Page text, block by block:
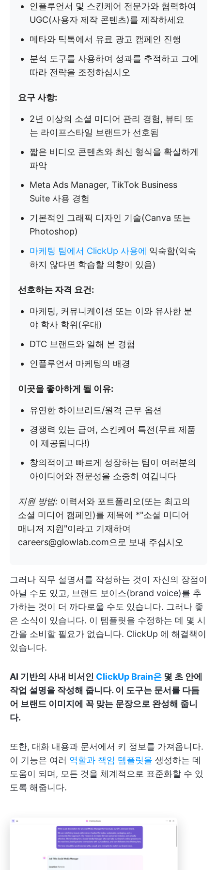
인플루언서 및 스킨케어 전문가와 협력하여
UGC(사용자 제작 콘텐츠)를 제작하세요
메타와 틱톡에서 유료 광고 캠페인 진행
분석 도구를 사용하여 성과를 추적하고 그에
따라 전략을 조정하십시오
요구 사항:
2년 이상의 소셜 미디어 관리 경험, 뷰티 또
는 라이프스타일 브랜드가 선호됨
짧은 비디오 콘텐츠와 최신 형식을 확실하게
파악
Meta Ads Manager, TikTok Business
Suite 사용 경험
기본적인 그래픽 디자인 기술(Canva 또는
Photoshop)
마케팅 팀에서 ClickUp 사용에 익숙함(익숙
하지 않다면 학습할 의향이 있음)
선호하는 자격 요건:
마케팅, 커뮤니케이션 또는 이와 유사한 분
야 학사 학위(우대)
DTC 브랜드와 일해 본 경험
인플루언서 마케팅의 배경
이곳을 좋아하게 될 이유:
유연한 하이브리드/원격 근무 옵션
경쟁력 있는 급여, 스킨케어 특전(무료 제품
이 제공됩니다!)
창의적이고 빠르게 성장하는 팀이 여러분의
아이디어와 전문성을 소중히 여깁니다
지원 방법: 이력서와 포트폴리오(또는 최고의
소셜 미디어 캠페인)를 제목에 *"소셜 미디어
매니저 지원"이라고 기재하여
careers@glowlab.com으로 보내 주십시오
그러나 직무 설명서를 작성하는 것이 자신의 장점이
아닐 수도 있고, 브랜드 보이스(brand voice)를 추
가하는 것이 더 까다로울 수도 있습니다. 그러나 좋
은 소식이 있습니다. 이 템플릿을 수정하는 데 몇 시
간을 소비할 필요가 없습니다. ClickUp 에 해결책이
있습니다.
AI 기반의 사내 비서인 ClickUp Brain은 몇 초 안에
작업 설명을 작성해 줍니다. 이 도구는 문서를 다듬
어 브랜드 이미지에 꼭 맞는 문장으로 완성해 줍니
다.
또한, 대화 내용과 문서에서 키 정보를 가져옵니다.
이 기능은 여러 역할과 책임 템플릿을 생성하는 데
도움이 되며, 모든 것을 체계적으로 표준화할 수 있
도록 해줍니다.